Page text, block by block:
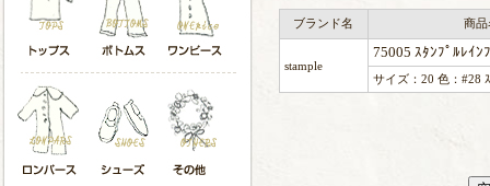
ブランド名 商品
stample
75005 ｽﾀﾝﾌﾟﾙﾚｲﾝ
サイズ：20 色：#28